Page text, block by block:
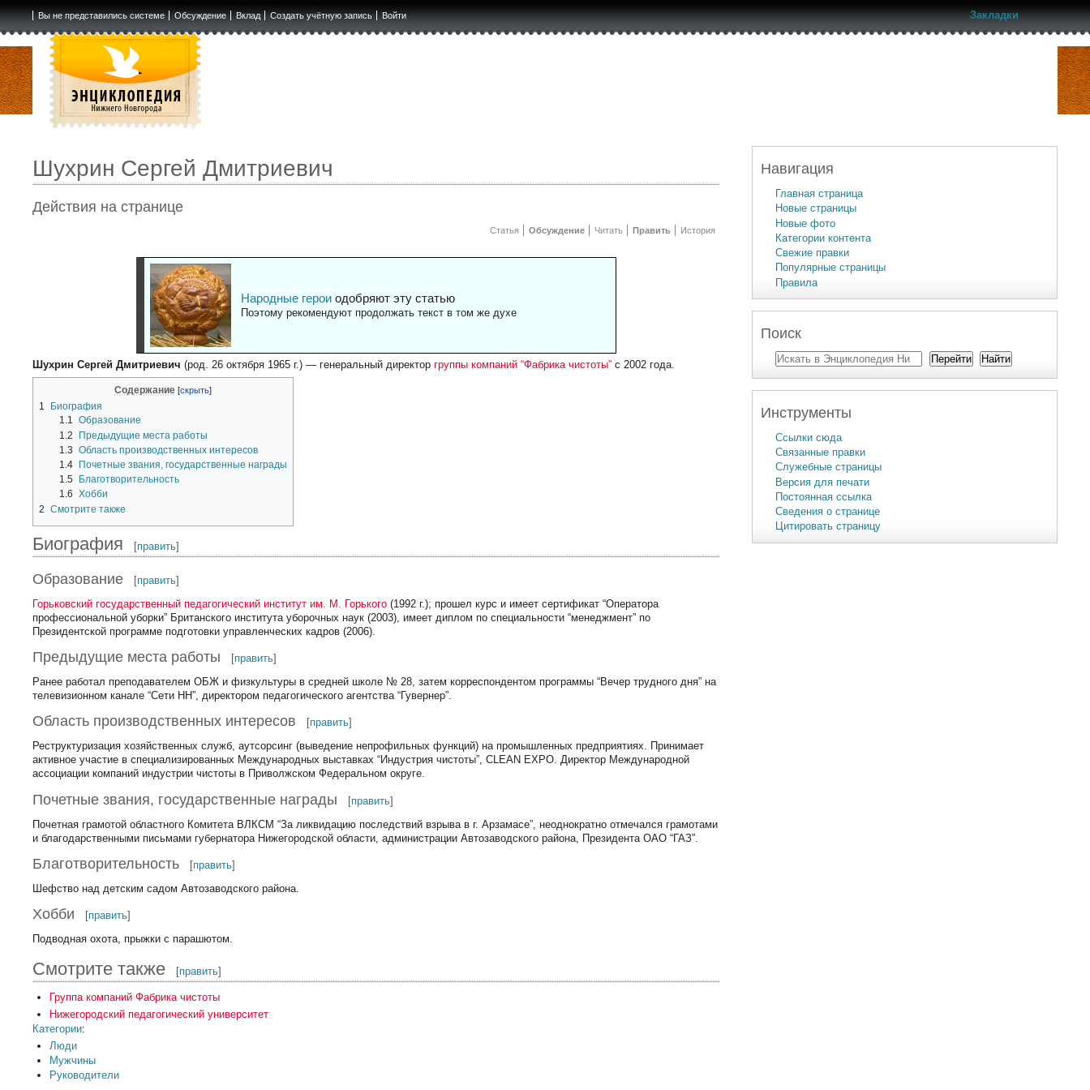
Вы не представились системе Обсуждение Вклад Создать учётную запись Войти Закладки
Шухрин Сергей Дмитриевич
Действия на странице
Статья Обсуждение Читать Править История
Народные героиодобряют эту статью
Поэтому рекомендуют продолжать текст в том же духе
Шухрин Сергей Дмитриевич (род. 26 октября 1965 г.) — генеральный директоргруппы компаний “Фабрика чистоты” с 2002 года.
Содержание
1
Биография
1.1 Образование
1.2
Предыдущие места работы
1.3 Область производственных интересов
1.4
Почетные звания, государственные награды
1.5
Благотворительность
1.6 Хобби
2 Смотрите также
Биография [править]
Образование [править]
Горьковский государственный педагогический институт им. М. Горького (1992 г.); прошел курс и имеет сертификат “Оператора
профессиональной уборки” Британского института уборочных наук (2003), имеет диплом по специальности “менеджмент” по
Президентской программе подготовки управленческих кадров (2006).
Предыдущие места работы [править]
Ранее работал преподавателем ОБЖ и физкультуры в средней школе № 28, затем корреспондентом программы “Вечер трудного дня” на
телевизионном канале “Сети НН”, директором педагогического агентства “Гувернер”.
Область производственных интересов [править]
Реструктуризация хозяйственных служб, аутсорсинг (выведение непрофильных функций) на промышленных предприятиях. Принимает
активное участие в специализированных Международных выставках “Индустрия чистоты”, CLEAN EXPO. Директор Международной
ассоциации компаний индустрии чистоты в Приволжском Федеральном округе.
Почетные звания, государственные награды [править]
Почетная грамотой областного Комитета ВЛКСМ “За ликвидацию последствий взрыва в г. Арзамасе”, неоднократно отмечался грамотами
и благодарственными письмами губернатора Нижегородской области, администрации Автозаводского района, Президента ОАО “ГАЗ”.
Благотворительность [править]
Шефство над детским садом Автозаводского района.
Хобби [править]
Подводная охота, прыжки с парашютом.
Смотрите также [править]
Группа компаний Фабрика чистоты
Нижегородский педагогический университет
Категории:
Люди
Мужчины
Руководители
Навигация
Главная страница
Новые страницы
Новые фото
Категории контента
Свежие правки
Популярные страницы
Правила
Поиск
Инструменты
Ссылки сюда
Связанные правки
Служебные страницы
Версия для печати
Постоянная ссылка
Сведения о странице
Цитировать страницу